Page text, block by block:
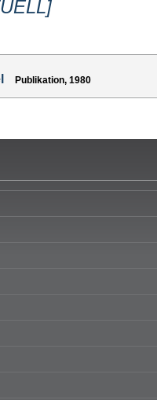
Publikation, 1980